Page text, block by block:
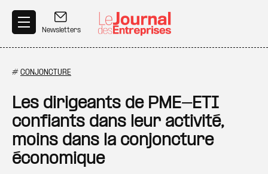
Newsletters
# CONJONCTURE
Les dirigeants de PME-ETI
confiants dans leur activité,
moins dans la conjoncture
économique